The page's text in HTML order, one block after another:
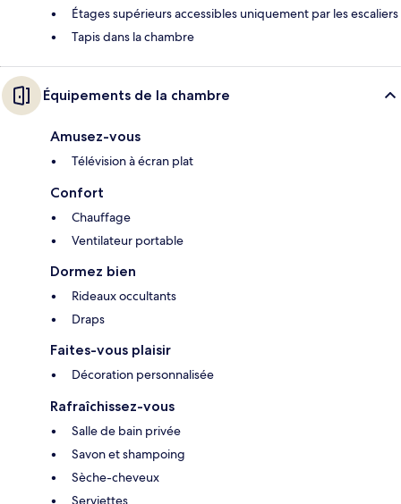
Étages supérieurs accessibles uniquement par les escaliers
Tapis dans la chambre
Équipements de la chambre
Amusez-vous
Télévision à écran plat
Confort
Chauffage
Ventilateur portable
Dormez bien
Rideaux occultants
Draps
Faites-vous plaisir
Décoration personnalisée
Rafraîchissez-vous
Salle de bain privée
Savon et shampoing
Sèche-cheveux
Serviettes